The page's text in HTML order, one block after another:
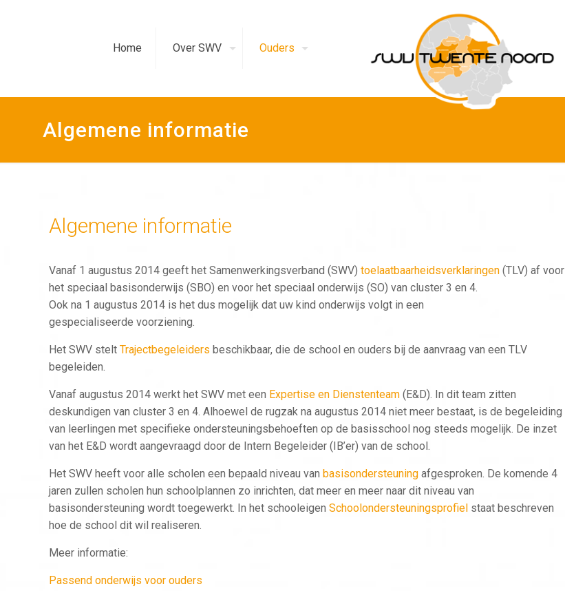
Home Over SWV Ouders
Algemene informatie
Algemene informatie
Vanaf 1 augustus 2014 geeft het Samenwerkingsverband (SWV)toelaatbaarheidsverklaringen (TLV) af voor
het speciaal basisonderwijs (SBO) en voor het speciaal onderwijs (SO) van cluster 3 en 4.
Ook na 1 augustus 2014 is het dus mogelijk dat uw kind onderwijs volgt in een
gespecialiseerde voorziening.
Het SWV steltTrajectbegeleiders beschikbaar, die de school en ouders bij de aanvraag van een TLV
begeleiden.
Vanaf augustus 2014 werkt het SWV met een Expertise en Dienstenteam (E&D). In dit team zitten
deskundigen van cluster 3 en 4. Alhoewel de rugzak na augustus 2014 niet meer bestaat, is de begeleiding
van leerlingen met specifieke ondersteuningsbehoeften op de basisschool nog steeds mogelijk. De inzet
van het E&D wordt aangevraagd door de Intern Begeleider (IB’er) van de school.
Het SWV heeft voor alle scholen een bepaald niveau vanbasisondersteuning afgesproken. De komende 4
jaren zullen scholen hun schoolplannen zo inrichten, dat meer en meer naar dit niveau van
basisondersteuning wordt toegewerkt. In het schooleigenSchoolondersteuningsprofiel staat beschreven
hoe de school dit wil realiseren.
Meer informatie:
Passend onderwijs voor ouders